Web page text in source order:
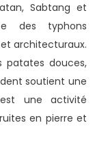
Sabtang et
des typhons
architecturaux.
patates douces,
soutient une
une activité
en pierre et